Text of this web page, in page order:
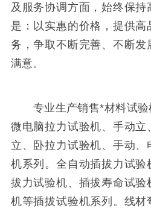
及服务协调方面，始终保
是：以实惠的价格，提供高
务，争取不断完善、不断发
满意。
专业生产销售*材料试验
微电脑拉力试验机、手动立
立、卧拉力试验机、手动
机系列。全自动插拔力试
拔力试验机、插拔寿命试验
机等插拔试验机系列。线材